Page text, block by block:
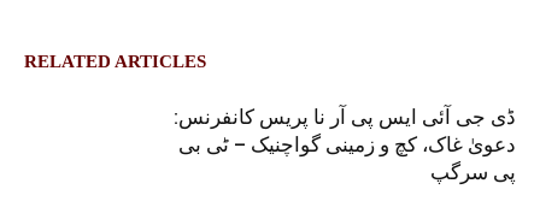
RELATED ARTICLES
ڈی جی آئی ایس پی آر نا پریس کانفرنس:
دعویٰ غاک، کچ و زمینی گواچنیک – ٹی بی
پی سرگپ